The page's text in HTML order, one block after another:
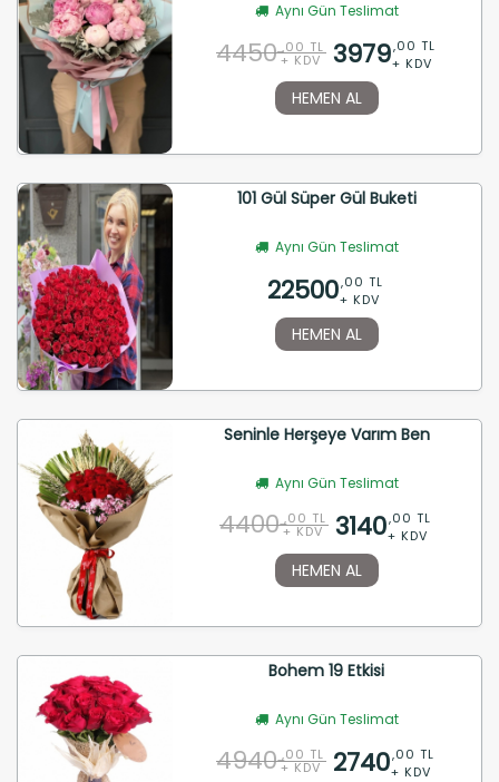
Aynı Gün Teslimat
4450 ,00 TL
+ KDV 3979,00 TL
+ KDV
HEMEN AL
101 Gül Süper Gül Buketi
Aynı Gün Teslimat
22500,00 TL
+ KDV
HEMEN AL
Seninle Herşeye Varım Ben
Aynı Gün Teslimat
4400 ,00 TL
+ KDV 3140,00 TL
+ KDV
HEMEN AL
Bohem 19 Etkisi
Aynı Gün Teslimat
4940 ,00 TL
+ KDV 2740,00 TL
+ KDV